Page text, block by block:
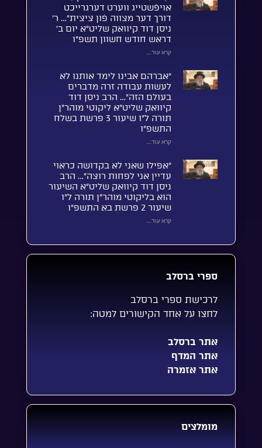
אויפֿשטייג ווערט דערגרייכט
דורך דער מצווה פֿון ציצית”… ר’
ניסן דוד קיוואק שליט”א יום ב’
דראש חודש חשוון תשפ”ו
קרא עוד...
“אברהם אבינו לימד אותנו לא
לעשות עבודה זרה מדברים
בעולם הזה”… הרב ניסן דוד
קיוואק שליט”א ליקוטי מוהר”ן
תורה ל”ו שיעור 3 פרשת בשלח
התשפ”ו
קרא עוד...
“אפילו שאני לא בקדושה כראוי
עדיין אני לפחות רוצה”… הרב
ניסן דוד קיוואק שליט”א השיעור
הוא בליקוטי מוהר”ן תורה ל”ו
שיעור 2 פרשת בא התשפ”ו
קרא עוד...
ספרי ברסלב
לרכישת ספרי ברסלב
לחצו על אחד הקישורים למטה:
אתר ברסלב
אתר המדף
אתר אזמרה
מומלצים